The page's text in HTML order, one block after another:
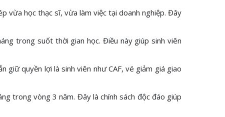
vừa học thạc sĩ, vừa làm việc tại doanh nghiệp. Đây
trong suốt thời gian học. Điều này giúp sinh viên
giữ quyền lợi là sinh viên như CAF, vé giảm giá giao
trong vòng 3 năm. Đây là chính sách độc đáo giúp